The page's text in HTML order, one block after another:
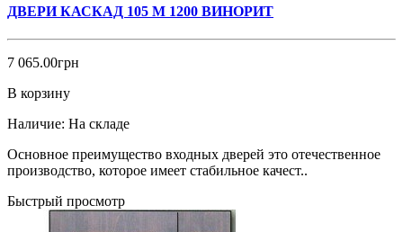
ДВЕРИ КАСКАД 105 М 1200 ВИНОРИТ
7 065.00грн
В корзину
Наличие: На складе
Основное преимущество входных дверей это отечественное
производство, которое имеет стабильное качест..
Быстрый просмотр